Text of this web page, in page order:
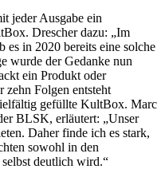
jeder Ausgabe ein
Drescher dazu: „Im
es in 2020 bereits eine solche
wurde der Gedanke nun
ein Produkt oder
zehn Folgen entsteht
gefüllte KultBox. Marc
BLSK, erläutert: „Unser
Daher finde ich es stark,
sowohl in den
deutlich wird.“